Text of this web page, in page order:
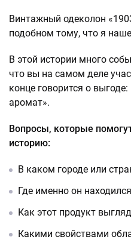
Винтажный одеколон
подобном тому, что я
В этой истории много
что вы на самом деле
конце говорится о
аромат».
Вопросы, которые
историю:
В каком городе или
Где именно он
Как этот продукт
Какими свойствами